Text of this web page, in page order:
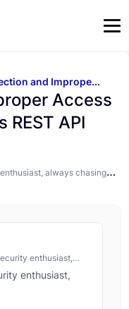
and Imprope...
Access
REST API
always chasing
enthusiast,
enthusiast,